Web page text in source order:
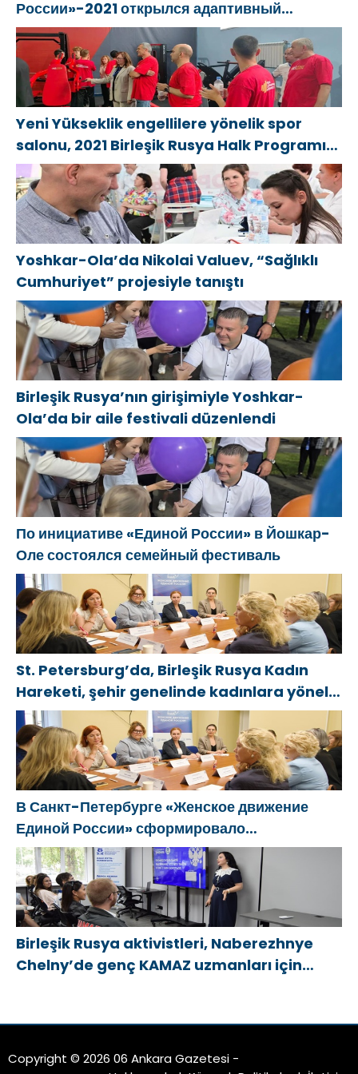
kadar eşlik
etti
seçildi
СВОих»
России»-2021 открылся адаптивный
спортзал «Новая высота»
Yeni Yükseklik engellilere yönelik spor
salonu, 2021 Birleşik Rusya Halk Programı
kapsamında Saratov’da açıldı
Yoshkar-Ola’da Nikolai Valuev, “Sağlıklı
Cumhuriyet” projesiyle tanıştı
Birleşik Rusya’nın girişimiyle Yoshkar-
Ola’da bir aile festivali düzenlendi
По инициативе «Единой России» в Йошкар-
Оле состоялся семейный фестиваль
St. Petersburg’da, Birleşik Rusya Kadın
Hareketi, şehir genelinde kadınlara yönelik
destek programlarının geliştirilmesi için
öneriler hazırladı
В Санкт-Петербурге «Женское движение
Единой России» сформировало
предложения по развитию городских
программ поддержки женщин
Birleşik Rusya aktivistleri, Naberezhnye
Chelny’de genç KAMAZ uzmanları için
Copyright © 2026 06 Ankara Gazetesi -